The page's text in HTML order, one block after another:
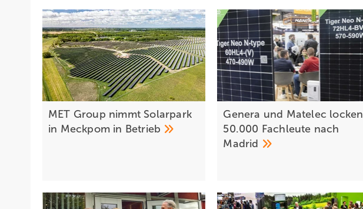
MET Group nimmt Solarpark
in Meckpom in Betrieb
Genera und Matelec locken
50.000 Fachleute nach
Madrid